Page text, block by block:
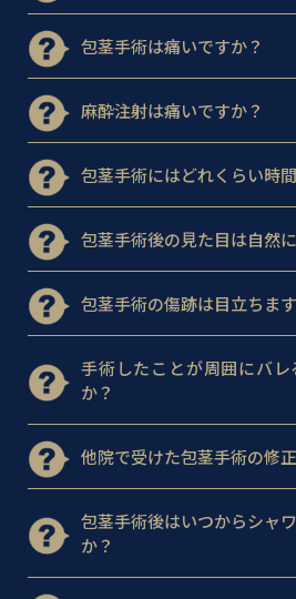
包茎手術は痛いですか？
麻酔注射は痛いですか？
包茎手術にはどれくらい時
包茎手術後の見た目は自然
包茎手術の傷跡は目立ちま
手術したことが周囲にバ
か？
他院で受けた包茎手術の修
包茎手術後はいつからシャ
か？